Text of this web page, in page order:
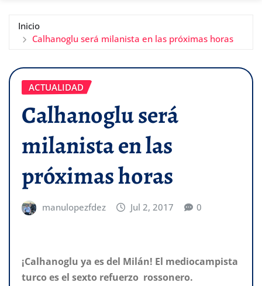
Inicio
Calhanoglu será milanista en las próximas horas
ACTUALIDAD
Calhanoglu será
milanista en las
próximas horas
manulopezfdez Jul 2, 2017 0
¡Calhanoglu ya es del Milán! El mediocampista
turco es el sexto refuerzo rossonero.